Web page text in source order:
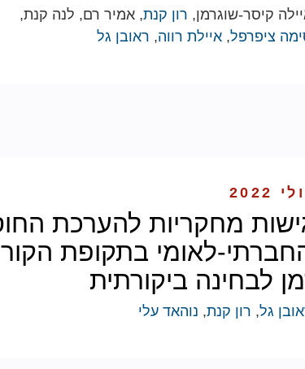
קיסר-שוגרמן, רון קנת, אמיר רם, לנה קנת,
ציפרפל, איילת רווה, ראובן גל
2022
מחקריות להערכת
לאומי בתקופת
לבחינה ביקורתית
גל, רון קנת, נוהאד עלי